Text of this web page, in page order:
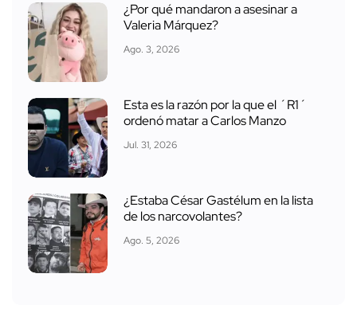
¿Por qué mandaron a asesinar a
Valeria Márquez?
Ago. 3, 2026
Esta es la razón por la que el ´R1´
ordenó matar a Carlos Manzo
Jul. 31, 2026
¿Estaba César Gastélum en la lista
de los narcovolantes?
Ago. 5, 2026